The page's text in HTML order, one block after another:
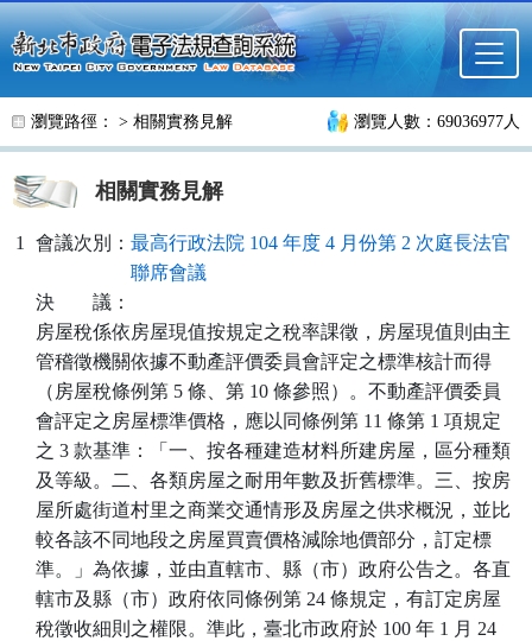
跳至主要內容
瀏覽路徑： > 相關實務見解 瀏覽人數：69036977人
相關實務見解
1 會議次別： 最高行政法院 104 年度 4 月份第 2 次庭長法官
聯席會議
決
議：
房屋稅係依房屋現值按規定之稅率課徵，房屋現值則由主
管稽徵機關依據不動產評價委員會評定之標準核計而得
（房屋稅條例第 5 條、第 10 條參照）。不動產評價委員
會評定之房屋標準價格，應以同條例第 11 條第 1 項規定
之 3 款基準：「一、按各種建造材料所建房屋，區分種類
及等級。二、各類房屋之耐用年數及折舊標準。三、按房
屋所處街道村里之商業交通情形及房屋之供求概況，並比
較各該不同地段之房屋買賣價格減除地價部分，訂定標
準。」為依據，並由直轄市、縣（市）政府公告之。各直
轄市及縣（市）政府依同條例第 24 條規定，有訂定房屋
稅徵收細則之權限。準此，臺北市政府於 100 年 1 月 24